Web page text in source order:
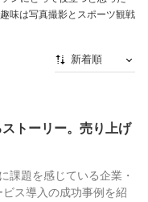
味は写真撮影とスポーツ観戦
新着順
人気順
トーリー。売り上げ
課題を感じている企業・
ス導入の成功事例を紹